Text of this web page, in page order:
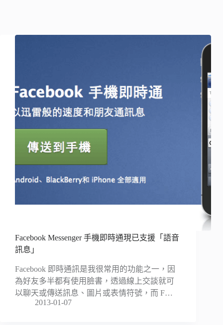
Facebook Messenger 手機即時通現已支援「語音
訊息」
Facebook 即時通訊是我很常用的功能之一，因
為好友多半都有使用臉書，透過線上交談就可
以聊天或傳送訊息、圖片或表情符號，而 F…
2013-01-07